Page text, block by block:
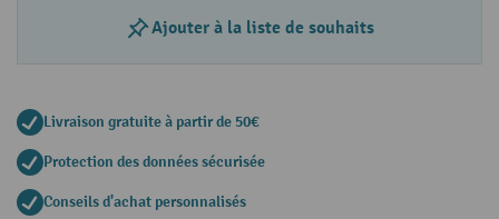
Ajouter à la liste de souhaits
Livraison gratuite à partir de 50€
Protection des données sécurisée
Conseils d'achat personnalisés